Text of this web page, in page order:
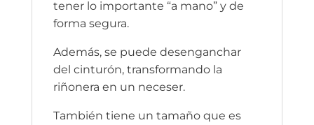
tener lo importante “a mano” y de
forma segura.
Además, se puede desenganchar
del cinturón, transformando la
riñonera en un neceser.
También tiene un tamaño que es